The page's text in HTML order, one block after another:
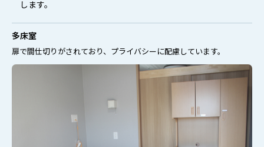
します。
多床室
扉で間仕切りがされており、プライバシーに配慮しています。